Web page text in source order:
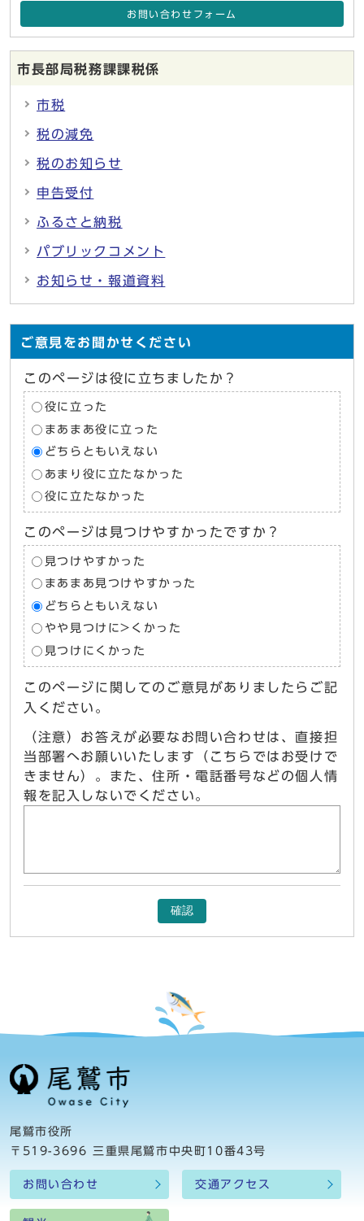
お問い合わせフォーム
市長部局税務課課税係
市税
税の減免
税のお知らせ
申告受付
ふるさと納税
パブリックコメント
お知らせ・報道資料
ご意見をお聞かせください
このページは役に立ちましたか？
役に立った
まあまあ役に立った
どちらともいえない
あまり役に立たなかった
役に立たなかった
このページは見つけやすかったですか？
見つけやすかった
まあまあ見つけやすかった
どちらともいえない
やや見つけに>くかった
見つけにくかった
このページに関してのご意見がありましたらご記
入ください。
（注意）お答えが必要なお問い合わせは、直接担
当部署へお願いいたします（こちらではお受けで
きません）。また、住所・電話番号などの個人情
報を記入しないでください。
確認
尾鷲市役所
〒519-3696 三重県尾鷲市中央町10番43号
お問い合わせ 交通アクセス